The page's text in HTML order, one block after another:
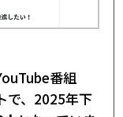
番組
で、2025年下